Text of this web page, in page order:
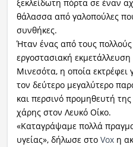
ξεκλείδωτη πόρτα σε έναν
θάλασσα από γαλοπούλες
συνθήκες.
Ήταν ένας από τους
εργοστασιακή
Μινεσότα, η οποία εκτρέφει
τον δεύτερο μεγαλύτερο
και περσινό προμηθευτή
χάρης στον Λευκό Οίκο.
«Καταγράψαμε πολλά
υγείας», δήλωσε στο Voxη